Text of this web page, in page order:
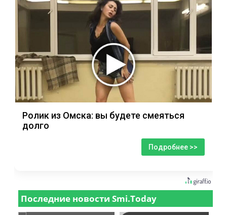
Ролик из Омска: вы будете смеяться
долго
Подробнее >>